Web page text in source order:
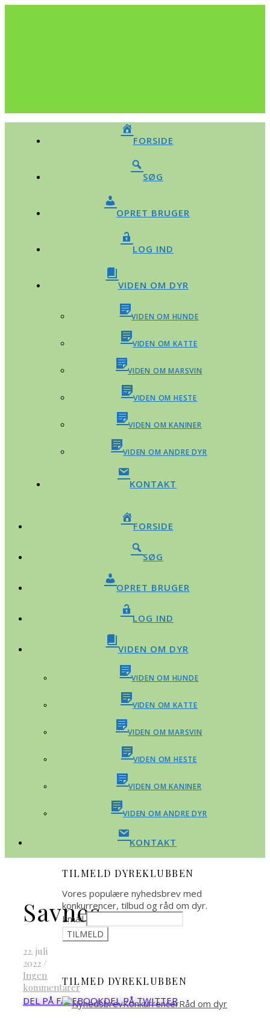
FORSIDE
SØG
OPRET BRUGER
LOG IND
VIDEN OM DYR
VIDEN OM HUNDE
VIDEN OM KATTE
VIDEN OM MARSVIN
VIDEN OM HESTE
VIDEN OM KANINER
VIDEN OM ANDRE DYR
KONTAKT
FORSIDE
SØG
OPRET BRUGER
LOG IND
VIDEN OM DYR
VIDEN OM HUNDE
VIDEN OM KATTE
VIDEN OM MARSVIN
VIDEN OM HESTE
VIDEN OM KANINER
VIDEN OM ANDRE DYR
KONTAKT
Savnes
22. juli
2022 /
Ingen
kommentarer
DEL PÅ FACEBOOKDEL PÅ TWITTER
TILMELD DYREKLUBBEN
Vores populære nyhedsbrev med
konkurrencer, tilbud og råd om dyr.
Email
TILMED DYREKLUBBEN